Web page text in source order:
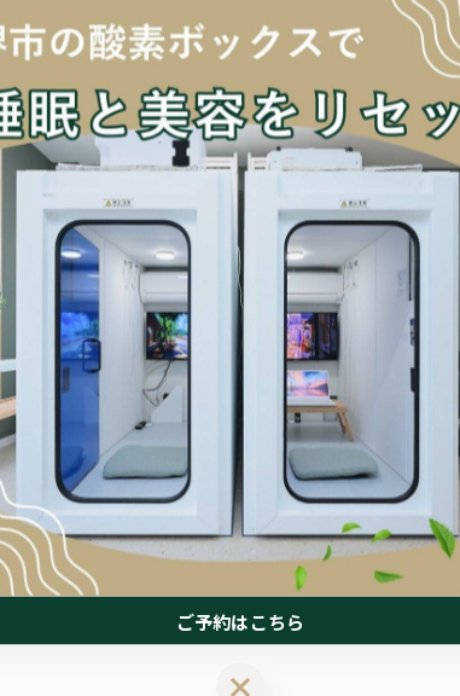
「スタミナ＝心肺機能」だけではあり
2026/08/01
「スタミナ＝心肺機能」だけではありません。
素を使う筋肉この3つが重要です。特に筋肉の
を作る工場…
夏の練習、本当にお疲れさまです！🌞
2026/07/26
夏の練習、本当にお疲れさまです！🌞暑い時期
しています。疲労を翌日に残さないためには、
の水で内臓ケ…
ご予約はこちら
ご予約はこちら